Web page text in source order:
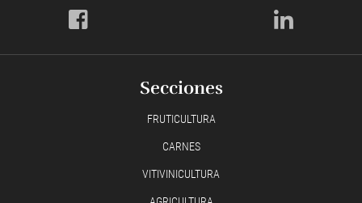
Secciones
FRUTICULTURA
CARNES
VITIVINICULTURA